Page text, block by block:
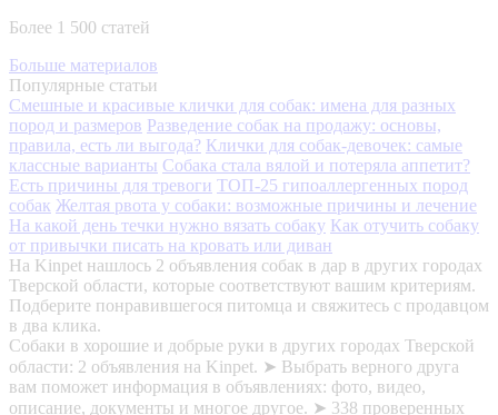
Более 1 500 статей
Больше материалов
Популярные статьи
Смешные и красивые клички для собак: имена для разных
пород и размеров Разведение собак на продажу: основы,
правила, есть ли выгода? Клички для собак-девочек: самые
классные варианты Собака стала вялой и потеряла аппетит?
Есть причины для тревоги ТОП-25 гипоаллергенных пород
собак Желтая рвота у собаки: возможные причины и лечение
На какой день течки нужно вязать собаку Как отучить собаку
от привычки писать на кровать или диван
На Kinpet нашлось 2 объявления собак в дар в других городах
Тверской области, которые соответствуют вашим критериям.
Подберите понравившегося питомца и свяжитесь с продавцом
в два клика.
Собаки в хорошие и добрые руки в других городах Тверской
области: 2 объявления на Kinpet. ➤ Выбрать верного друга
вам поможет информация в объявлениях: фото, видео,
описание, документы и многое другое. ➤ 338 проверенных